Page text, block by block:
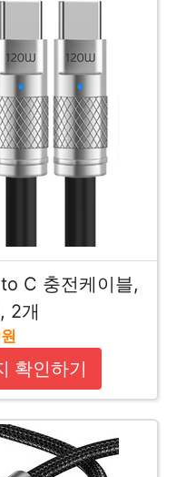
C 충전케이블,
2개
확인하기